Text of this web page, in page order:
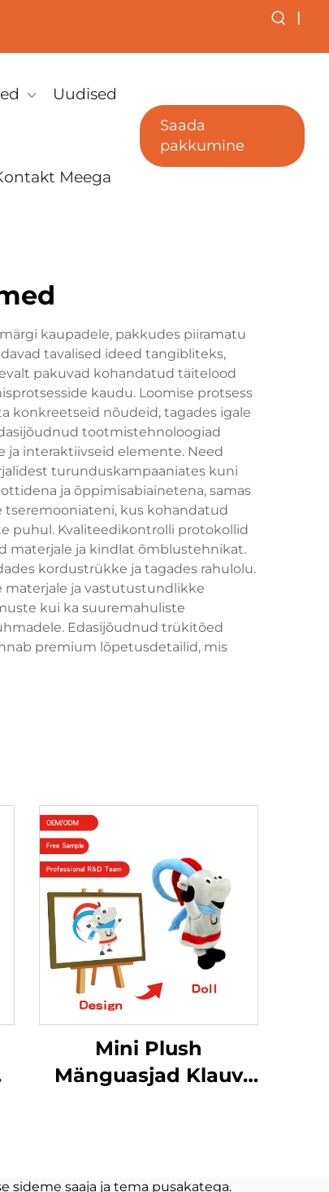
|
Uudised
Meega
Saada
pakkumine
kaupadele, pakkudes piiramatu
tavalised ideed tangibliteks,
pakuvad kohandatud täitelood
kaudu. Loomise protsess
konkreetseid nõudeid, tagades igale
tootmistehnoloogiad
ja interaktiivseid elemente. Need
turunduskampaaniates kuni
ja õppimisabiainetena, samas
tseremooniateni, kus kohandatud
puhul. Kvaliteedikontrolli protokollid
materjale ja kindlat õmblustehnikat.
kordustrükke ja tagades rahulolu.
materjale ja vastutustundlikke
kui ka suuremahuliste
Edasijõudnud trükitõed
premium lõpetusdetailid, mis
Mini Plush
Mänguasjad Klauv
Vares Kanekas Katte
sideme saaja ja tema pusakatega.